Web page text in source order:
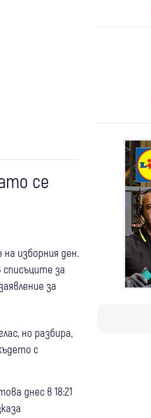
се
изборния ден.
списъците за
за
но разбира,
с
днес в 18:21